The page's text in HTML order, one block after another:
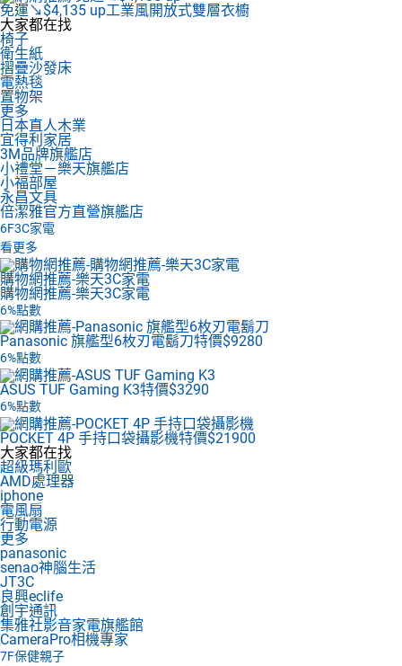
免運↘$4,135 up工業風開放式雙層衣櫥
大家都在找
椅子
衛生紙
摺疊沙發床
電熱毯
置物架
更多
日本直人木業
宜得利家居
3M品牌旗艦店
小禮堂－樂天旗艦店
小福部屋
永昌文具
倍潔雅官方直營旗艦店
6F3C家電
看更多
購物網推薦-樂天3C家電
購物網推薦-樂天3C家電
6%點數
Panasonic 旗艦型6枚刃電鬍刀特價$9280
6%點數
ASUS TUF Gaming K3特價$3290
6%點數
POCKET 4P 手持口袋攝影機特價$21900
大家都在找
超級瑪利歐
AMD處理器
iphone
電風扇
行動電源
更多
panasonic
senao神腦生活
JT3C
良興eclife
創宇通訊
集雅社影音家電旗艦館
CameraPro相機專家
7F保健親子